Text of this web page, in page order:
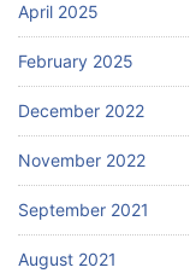
April 2025
February 2025
December 2022
November 2022
September 2021
August 2021